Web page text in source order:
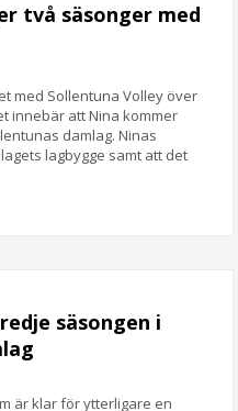
två säsonger med
med Sollentuna Volley över
innebär att Nina kommer
damlag. Ninas
lagbygge samt att det
säsongen i
är klar för ytterligare en